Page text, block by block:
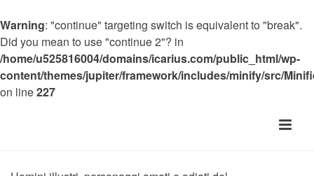
Warning: "continue" targeting switch is equivalent to "break".
Did you mean to use "continue 2"? in
/home/u525816004/domains/icarius.com/public_html/wp-
content/themes/jupiter/framework/includes/minify/src/
on line227